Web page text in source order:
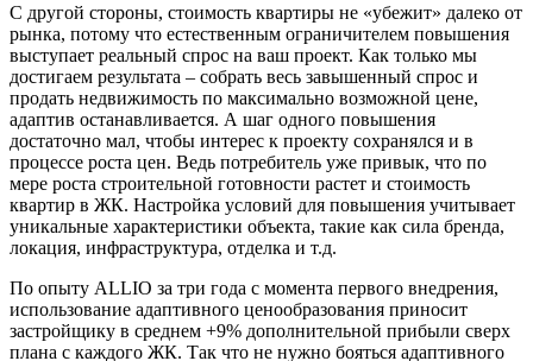
С другой стороны, стоимость квартиры не «убежит» далеко от
рынка, потому что естественным ограничителем повышения
выступает реальный спрос на ваш проект. Как только мы
достигаем результата – собрать весь завышенный спрос и
продать недвижимость по максимально возможной цене,
адаптив останавливается. А шаг одного повышения
достаточно мал, чтобы интерес к проекту сохранялся и в
процессе роста цен. Ведь потребитель уже привык, что по
мере роста строительной готовности растет и стоимость
квартир в ЖК. Настройка условий для повышения учитывает
уникальные характеристики объекта, такие как сила бренда,
локация, инфраструктура, отделка и т.д.
По опыту ALLIO за три года с момента первого внедрения,
использование адаптивного ценообразования приносит
застройщику в среднем +9% дополнительной прибыли сверх
плана с каждого ЖК. Так что не нужно бояться адаптивного